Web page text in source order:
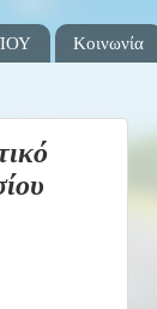
Κοινωνία